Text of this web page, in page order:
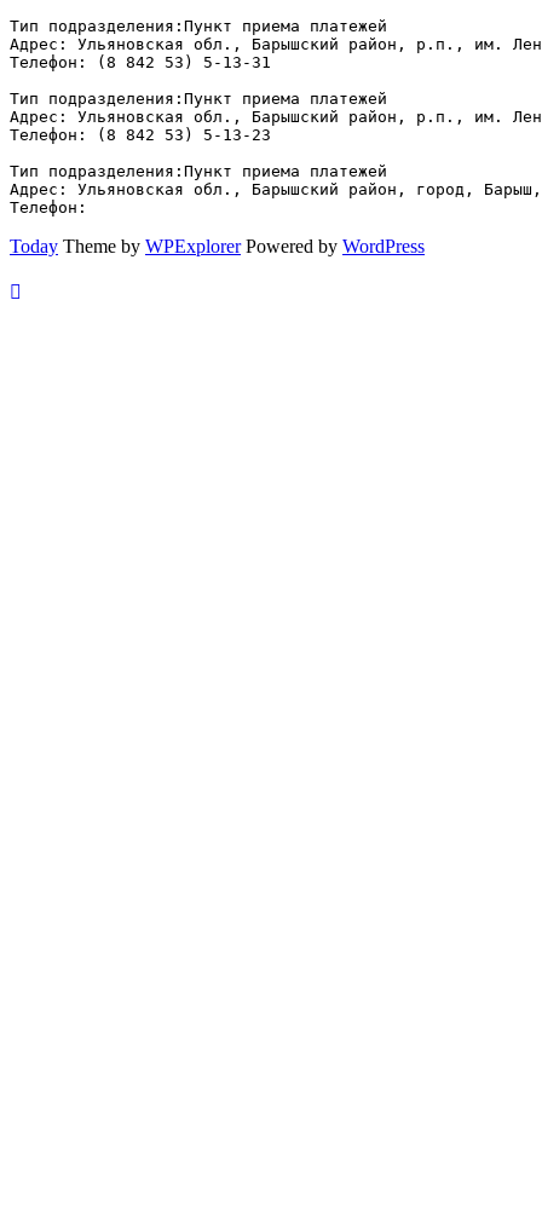
Тип подразделения:Пункт приема платежей
Адрес: Ульяновская обл., Барышский район, р.п., им.
Телефон: (8 842 53) 5-13-31
Тип подразделения:Пункт приема платежей
Адрес: Ульяновская обл., Барышский район, р.п., им.
Телефон: (8 842 53) 5-13-23
Тип подразделения:Пункт приема платежей
Адрес: Ульяновская обл., Барышский район, город,
Телефон:
Today Theme by WPExplorerPowered by WordPress